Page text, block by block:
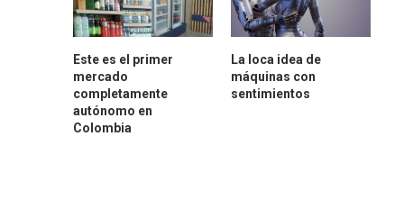
Este es el primer
mercado
completamente
autónomo en
Colombia
La loca idea de
máquinas con
sentimientos